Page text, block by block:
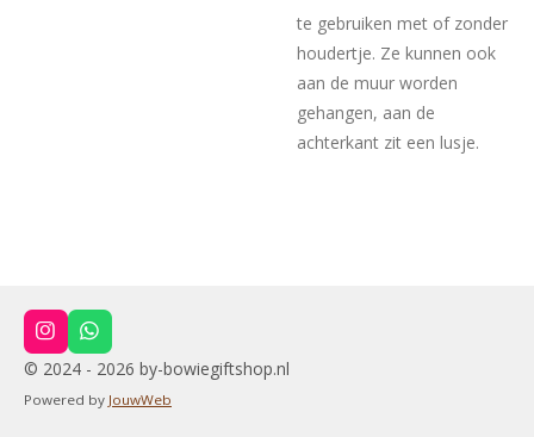
te gebruiken met of zonder
houdertje. Ze kunnen ook
aan de muur worden
gehangen, aan de
achterkant zit een lusje.
I
n
s
t
W
h
a
t
© 2024 - 2026 by-bowiegiftshop.nl
Powered by JouwWeb